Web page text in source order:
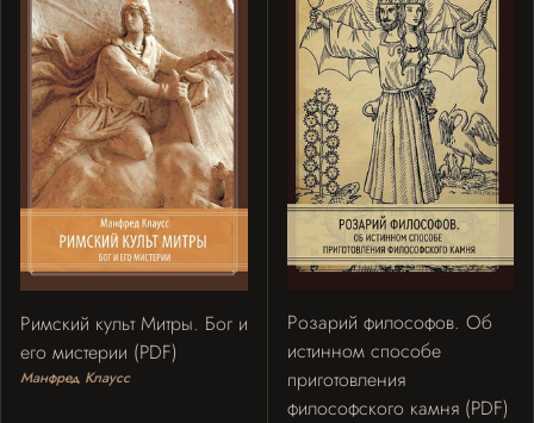
Римский культ Митры. Бог и
его мистерии (PDF)
Манфред Клаусс
Розарий философов. Об
истинном способе
приготовления
философского камня (PDF)